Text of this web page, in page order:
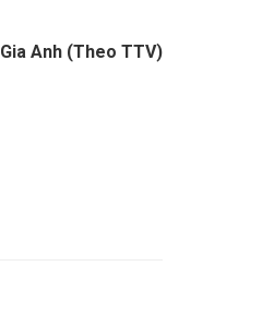
Gia Anh (Theo TTV)